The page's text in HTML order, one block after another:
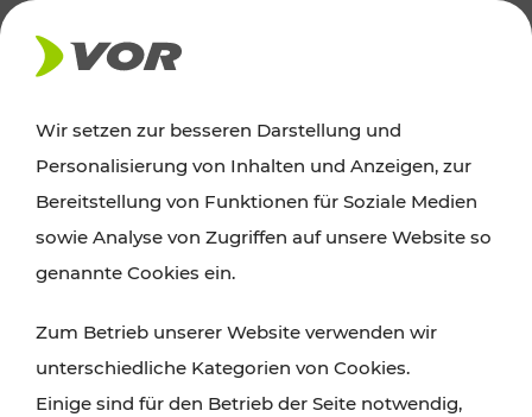
AKTUELLES
Ausflugstipps
Wien, Niederösterreich und das Burgenland
Wanderungen, Kultur und Gastronomie,
Radtouren oder purer Naturgenuss – viele
Attraktionen sind mit den Ticket- und Fahrplan-
Wir setzen zur besseren Darstellung und
Personalisierung von Inhalten und Anzeigen, zur
Bereitstellung von Funktionen für Soziale Medien
sowie Analyse von Zugriffen auf unsere Website so
genannte Cookies ein.
Zum Betrieb unserer Website verwenden wir
unterschiedliche Kategorien von Cookies.
Einige sind für den Betrieb der Seite notwendig,